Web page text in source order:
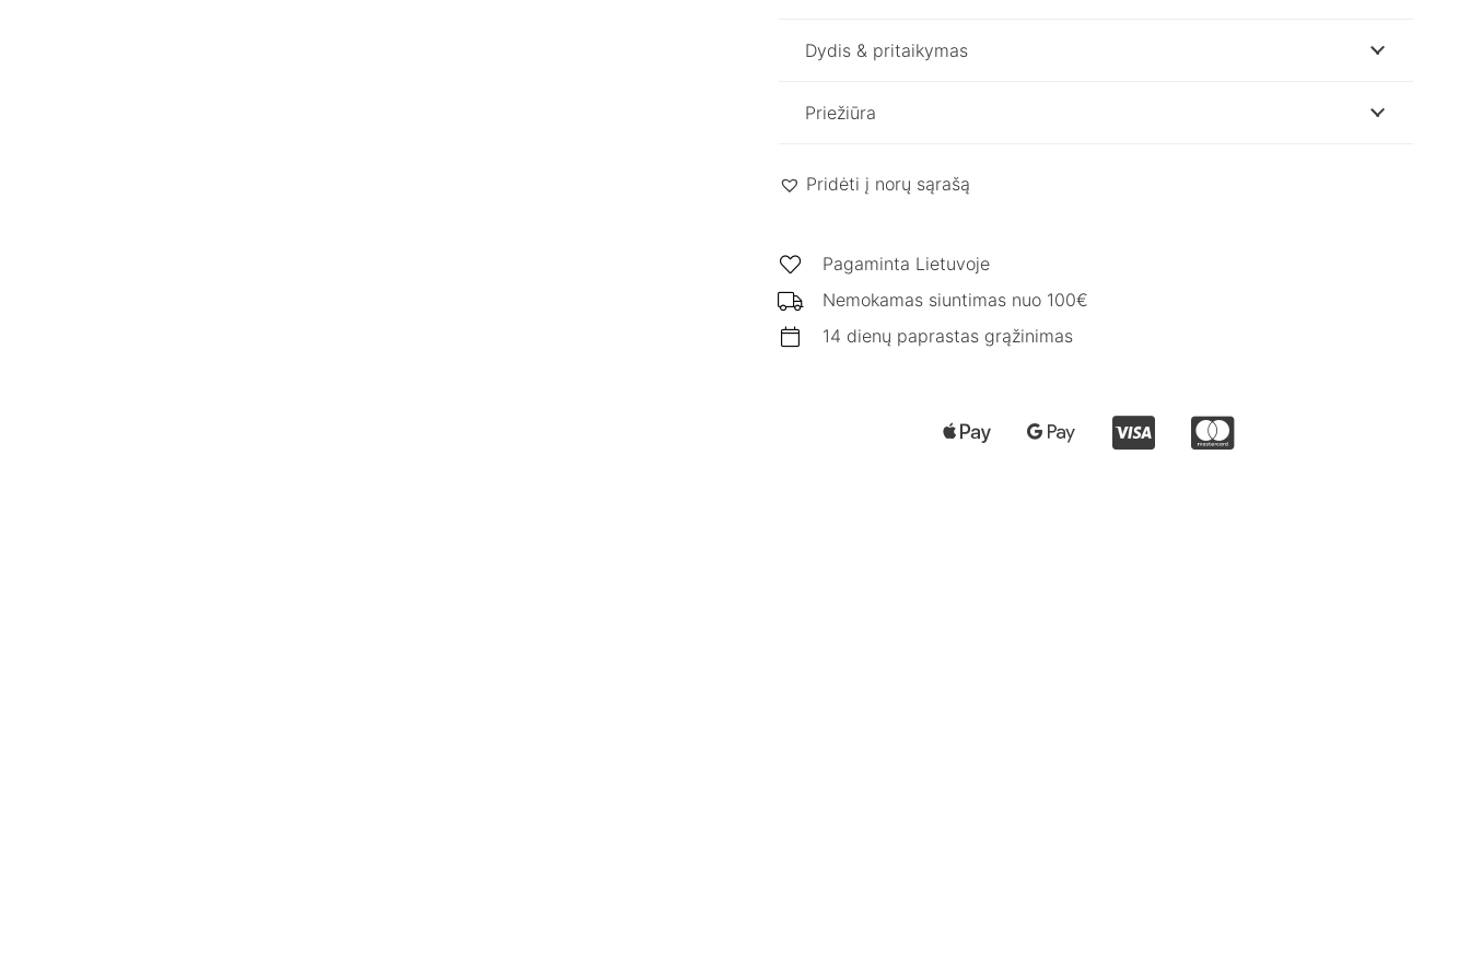
Dydis & pritaikymas
Priežiūra
Pridėti į norų sąrašą
Pagaminta Lietuvoje
Nemokamas siuntimas nuo 100€
14 dienų paprastas grąžinimas